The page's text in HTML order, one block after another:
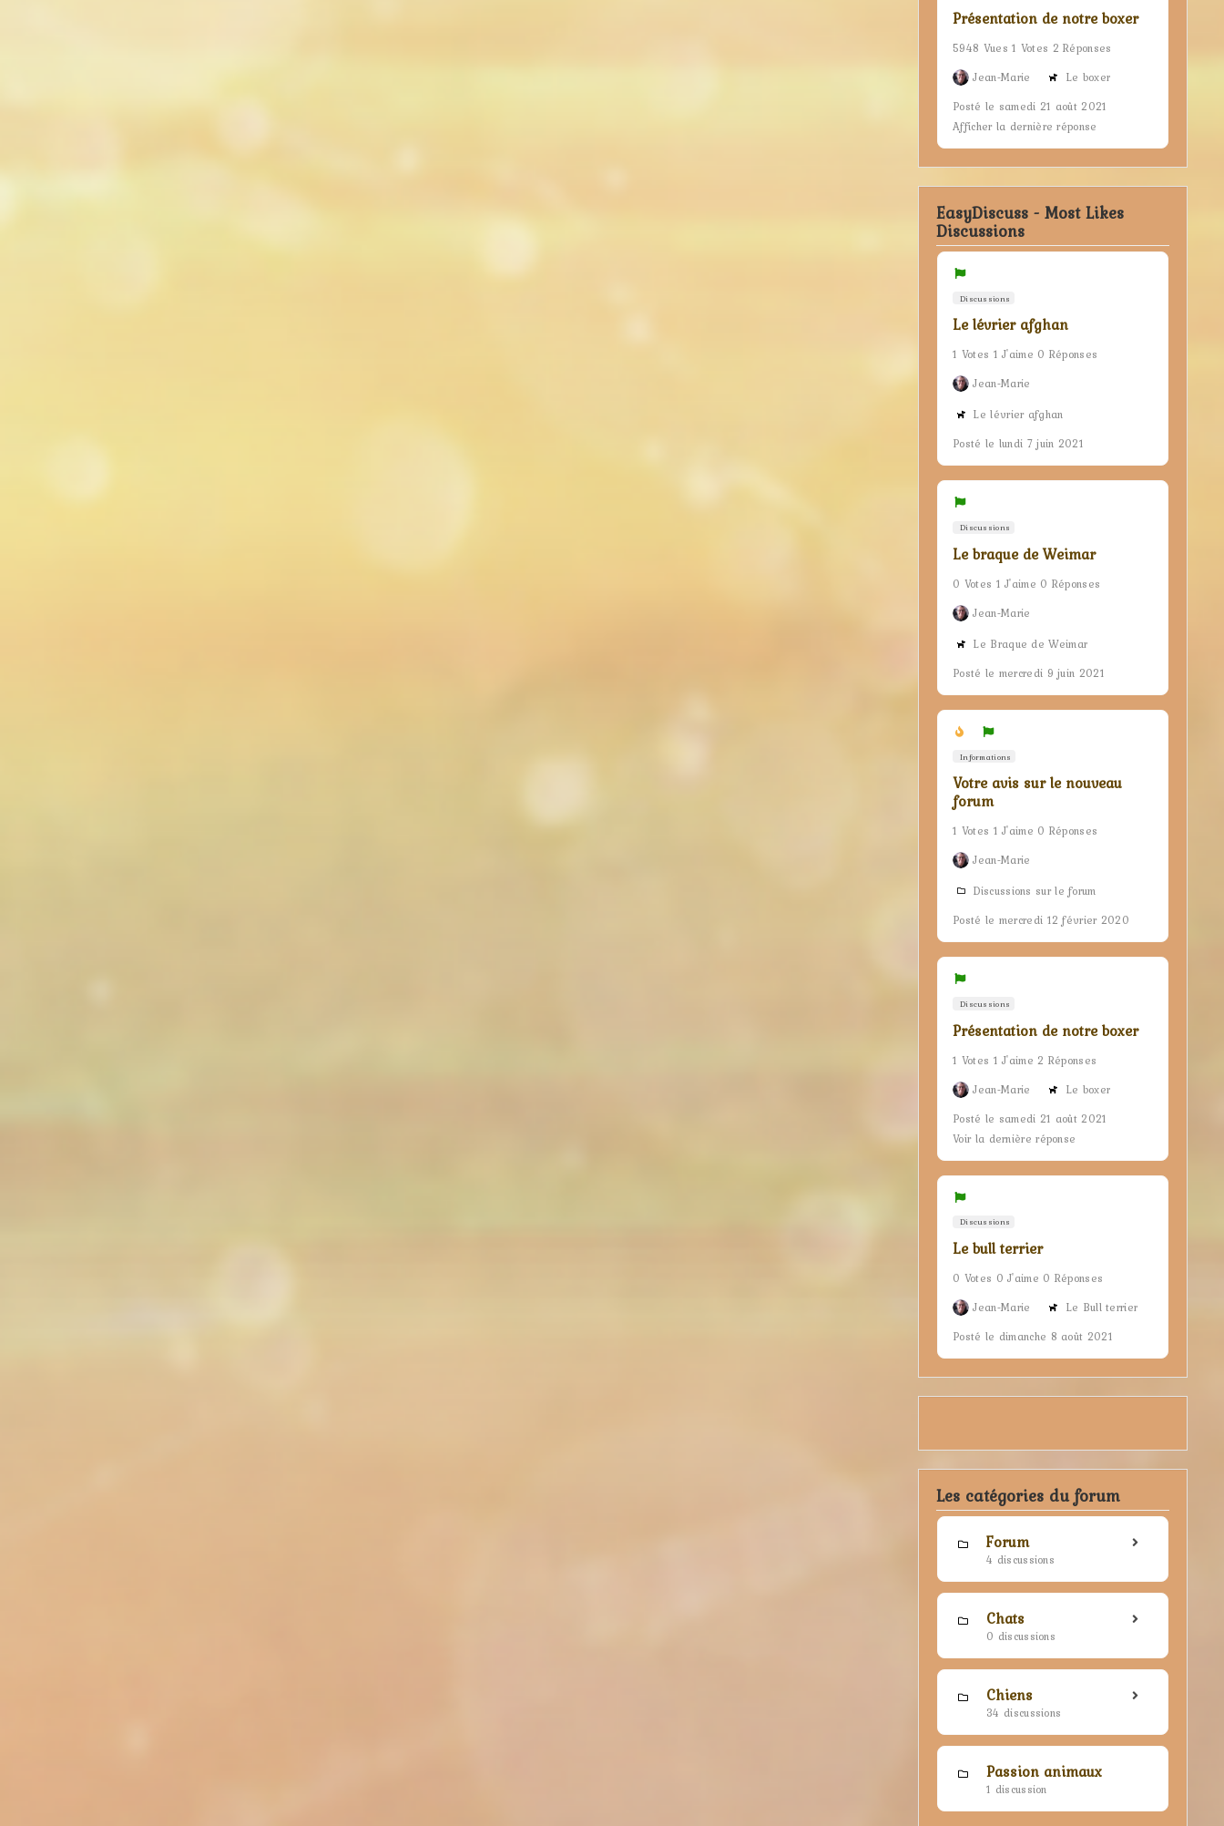
Présentation de notre boxer
5948 Vues 1 Votes 2 Réponses
Jean-Marie
Le boxer
Posté le samedi 21 août 2021
Afficher la dernière réponse
EasyDiscuss - Most Likes
Discussions
Discussions
Le lévrier afghan
1 Votes 1 J'aime 0 Réponses
Jean-Marie
Le lévrier afghan
Posté le lundi 7 juin 2021
Discussions
Le braque de Weimar
0 Votes 1 J'aime 0 Réponses
Jean-Marie
Le Braque de Weimar
Posté le mercredi 9 juin 2021
Informations
Votre avis sur le nouveau
forum
1 Votes 1 J'aime 0 Réponses
Jean-Marie
Discussions sur le forum
Posté le mercredi 12 février 2020
Discussions
Présentation de notre boxer
1 Votes 1 J'aime 2 Réponses
Jean-Marie
Le boxer
Posté le samedi 21 août 2021
Voir la dernière réponse
Discussions
Le bull terrier
0 Votes 0 J'aime 0 Réponses
Jean-Marie
Le Bull terrier
Posté le dimanche 8 août 2021
Les catégories du forum
Forum
4 discussions
Chats
0 discussions
Chiens
34 discussions
Passion animaux
1 discussion